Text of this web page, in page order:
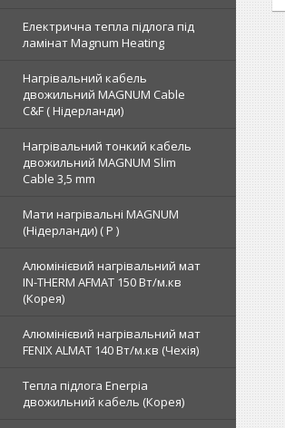
Електрична тепла підлога під
ламінат Magnum Heating
Нагрівальний кабель
двожильний MAGNUM Cable
C&F ( Нідерланди)
Нагрівальний тонкий кабель
двожильний MAGNUM Slim
Cable 3,5 mm
Мати нагрівальні MAGNUM
(Нідерланди) ( Р )
Алюмінієвий нагрівальний мат
IN-THERM AFMAT 150 Вт/м.кв
(Корея)
Алюмінієвий нагрівальний мат
FENIX ALMAT 140 Вт/м.кв (Чехія)
Тепла підлога Enerpia
двожильний кабель (Корея)